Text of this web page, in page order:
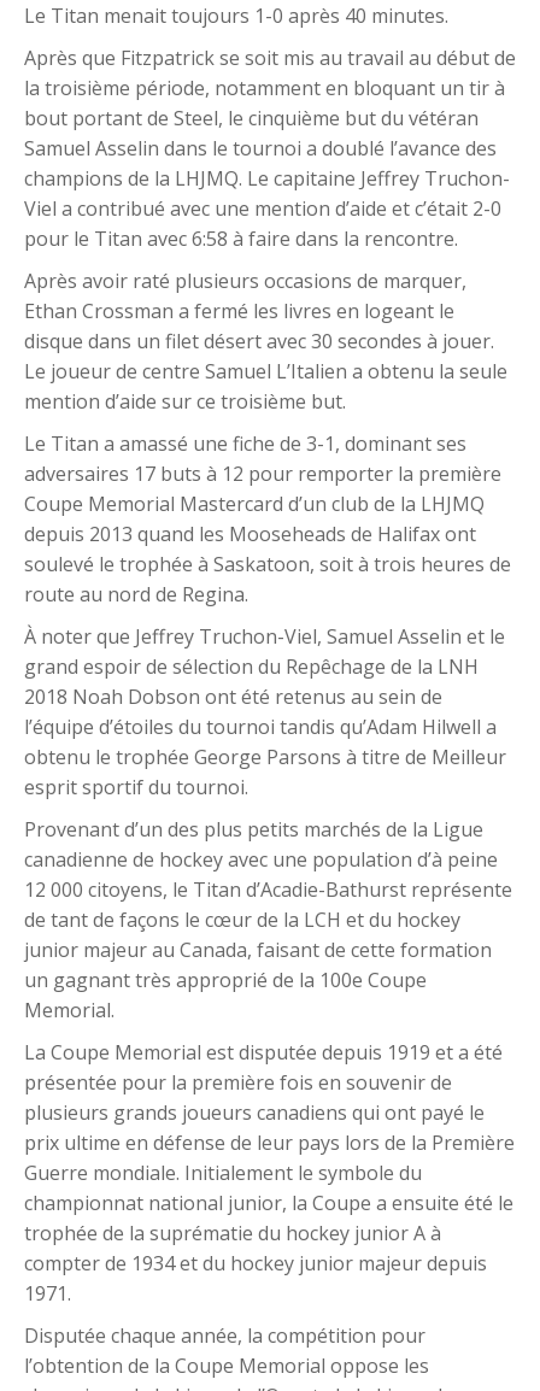
Le Titan menait toujours 1-0 après 40 minutes.
Après que Fitzpatrick se soit mis au travail au début de
la troisième période, notamment en bloquant un tir à
bout portant de Steel, le cinquième but du vétéran
Samuel Asselin dans le tournoi a doublé l’avance des
champions de la LHJMQ. Le capitaine Jeffrey Truchon-
Viel a contribué avec une mention d’aide et c’était 2-0
pour le Titan avec 6:58 à faire dans la rencontre.
Après avoir raté plusieurs occasions de marquer,
Ethan Crossman a fermé les livres en logeant le
disque dans un filet désert avec 30 secondes à jouer.
Le joueur de centre Samuel L’Italien a obtenu la seule
mention d’aide sur ce troisième but.
Le Titan a amassé une fiche de 3-1, dominant ses
adversaires 17 buts à 12 pour remporter la première
Coupe Memorial Mastercard d’un club de la LHJMQ
depuis 2013 quand les Mooseheads de Halifax ont
soulevé le trophée à Saskatoon, soit à trois heures de
route au nord de Regina.
À noter que Jeffrey Truchon-Viel, Samuel Asselin et le
grand espoir de sélection du Repêchage de la LNH
2018 Noah Dobson ont été retenus au sein de
l’équipe d’étoiles du tournoi tandis qu’Adam Hilwell a
obtenu le trophée George Parsons à titre de Meilleur
esprit sportif du tournoi.
Provenant d’un des plus petits marchés de la Ligue
canadienne de hockey avec une population d’à peine
12 000 citoyens, le Titan d’Acadie-Bathurst représente
de tant de façons le cœur de la LCH et du hockey
junior majeur au Canada, faisant de cette formation
un gagnant très approprié de la 100e Coupe
Memorial.
La Coupe Memorial est disputée depuis 1919 et a été
présentée pour la première fois en souvenir de
plusieurs grands joueurs canadiens qui ont payé le
prix ultime en défense de leur pays lors de la Première
Guerre mondiale. Initialement le symbole du
championnat national junior, la Coupe a ensuite été le
trophée de la suprématie du hockey junior A à
compter de 1934 et du hockey junior majeur depuis
1971.
Disputée chaque année, la compétition pour
l’obtention de la Coupe Memorial oppose les